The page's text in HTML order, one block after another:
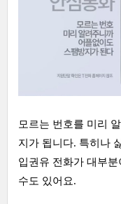
모르는 번호를 미리
지가 됩니다. 특히나
입권유 전화가 대부
수도 있어요.